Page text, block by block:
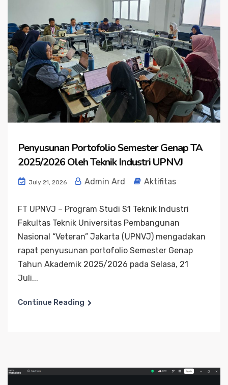
Penyusunan Portofolio Semester Genap TA
2025/2026 Oleh Teknik Industri UPNVJ
July 21, 2026 Admin Ard Aktifitas
FT UPNVJ – Program Studi S1 Teknik Industri
Fakultas Teknik Universitas Pembangunan
Nasional “Veteran” Jakarta (UPNVJ) mengadakan
rapat penyusunan portofolio Semester Genap
Tahun Akademik 2025/2026 pada Selasa, 21
Juli...
Continue Reading